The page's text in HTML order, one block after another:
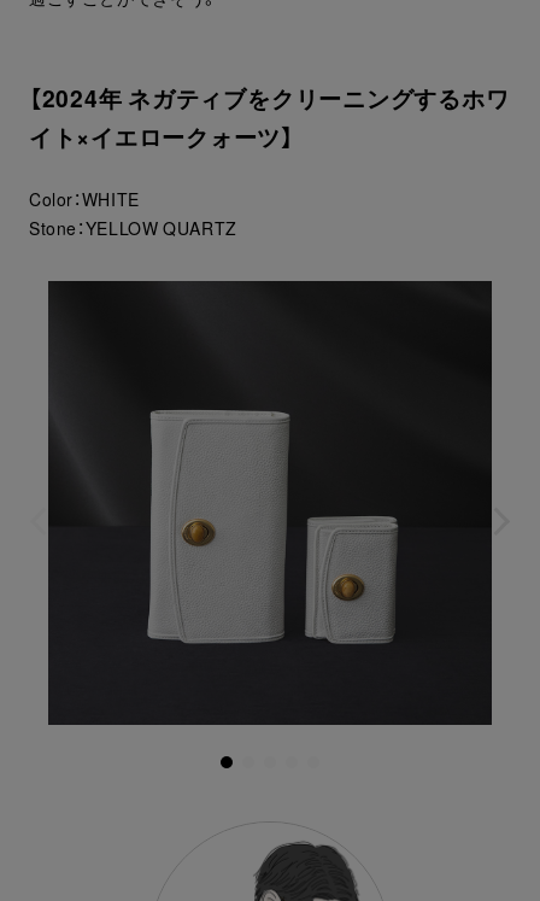
【2024年 ネガティブをクリーニングするホワ
イト×イエロークォーツ】
Color：WHITE
Stone：YELLOW QUARTZ